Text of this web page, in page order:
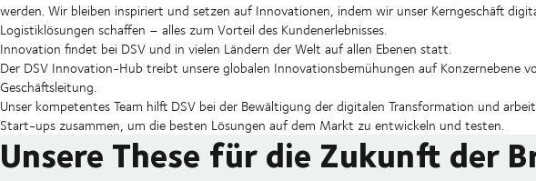
werden. Wir bleiben inspiriert und setzen auf Innovationen, indem wir unser Kerngeschäft
Logistiklösungen schaffen – alles zum Vorteil des Kundenerlebnisses.
Innovation findet bei DSV und in vielen Ländern der Welt auf allen Ebenen statt.
Der DSV Innovation-Hub treibt unsere globalen Innovationsbemühungen auf Konzernebene
Geschäftsleitung.
Unser kompetentes Team hilft DSV bei der Bewältigung der digitalen Transformation und
Start-ups zusammen, um die besten Lösungen auf dem Markt zu entwickeln und testen.
Unsere These für die Zukunft der